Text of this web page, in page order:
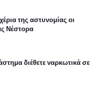
της αστυνομίας οι
Νέστορα
διέθετε ναρκωτικά σε